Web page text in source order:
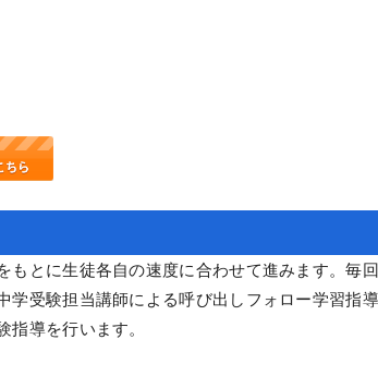
とに生徒各自の速度に合わせて進みます。毎
受験担当講師による呼び出しフォロー学習指導
導を行います。